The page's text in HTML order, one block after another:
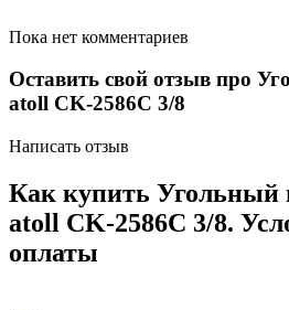
Пока нет комментариев
Оставить свой отзыв про
atoll CK-2586C 3/8
Написать отзыв
Как купить Угольный
atoll CK-2586C 3/8.
оплаты